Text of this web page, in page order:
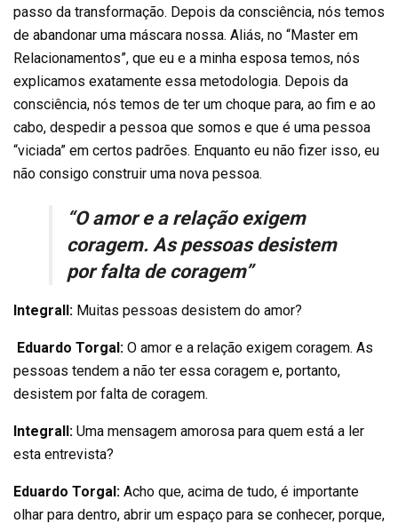
passo da transformação. Depois da consciência, nós temos
de abandonar uma máscara nossa. Aliás, no “Master em
Relacionamentos”, que eu e a minha esposa temos, nós
explicamos exatamente essa metodologia. Depois da
consciência, nós temos de ter um choque para, ao fim e ao
cabo, despedir a pessoa que somos e que é uma pessoa
“viciada” em certos padrões. Enquanto eu não fizer isso, eu
não consigo construir uma nova pessoa.
“O amor e a relação exigem
coragem. As pessoas desistem
por falta de coragem”
Integrall: Muitas pessoas desistem do amor?
Eduardo Torgal: O amor e a relação exigem coragem. As
pessoas tendem a não ter essa coragem e, portanto,
desistem por falta de coragem.
Integrall: Uma mensagem amorosa para quem está a ler
esta entrevista?
Eduardo Torgal: Acho que, acima de tudo, é importante
olhar para dentro, abrir um espaço para se conhecer, porque,